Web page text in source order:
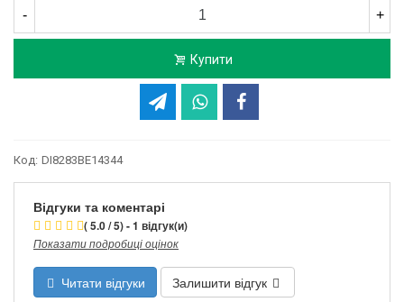
- +
Купити
Код: DI8283BE14344
Відгуки та коментарі
( 5.0 / 5) - 1 відгук(и)
Показати подробиці оцінок
Читати відгуки Залишити відгук